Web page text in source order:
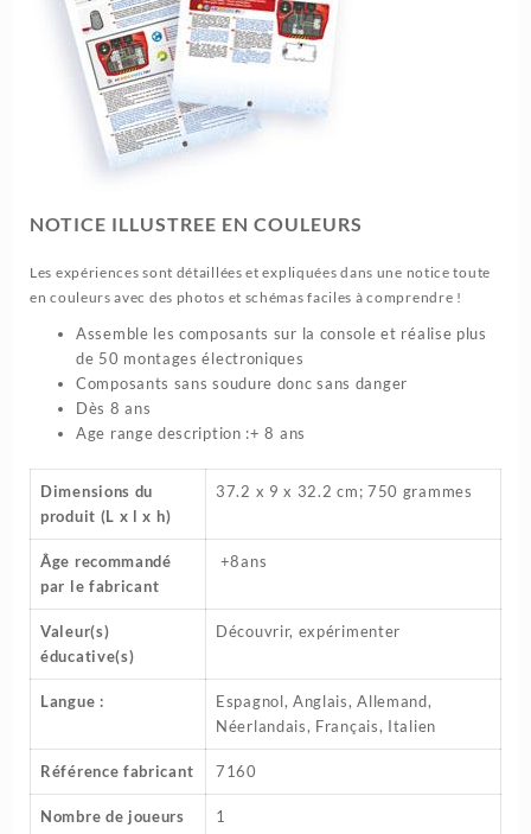
NOTICE ILLUSTREE EN COULEURS
Les expériences sont détaillées et expliquées dans une notice toute
en couleurs avec des photos et schémas faciles à comprendre !
Assemble les composants sur la console et réalise plus
de 50 montages électroniques
Composants sans soudure donc sans danger
Dès 8 ans
Age range description :+ 8 ans
Dimensions du
produit (L x l x h)
‎37.2 x 9 x 32.2 cm; 750 grammes
Âge recommandé
par le fabricant
‎ +8ans
Valeur(s)
éducative(s)
‎Découvrir, expérimenter
Langue :
‎Espagnol, Anglais, Allemand,
Néerlandais, Français, Italien
Référence fabricant ‎7160
Nombre de joueurs ‎1